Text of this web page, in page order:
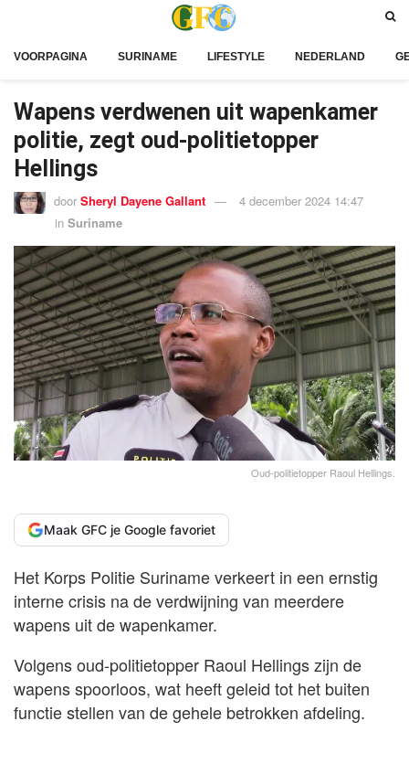
VOORPAGINA SURINAME LIFESTYLE NEDERLAND
Wapens verdwenen uit wapenkamer
politie, zegt oud-politietopper
Hellings
door Sheryl Dayene Gallant
4 december 2024 14:47
in Suriname
Oud-politietopper Raoul Hellings.
Maak GFC je Google favoriet
Het Korps Politie Suriname verkeert in een ernstig
interne crisis na de verdwijning van meerdere
wapens uit de wapenkamer.
Volgens oud-politietopper Raoul Hellings zijn de
wapens spoorloos, wat heeft geleid tot het buiten
functie stellen van de gehele betrokken afdeling.